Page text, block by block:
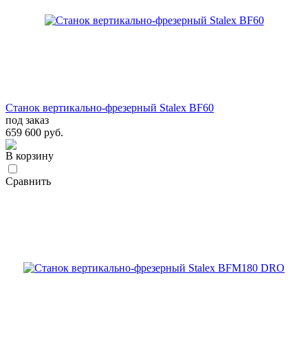
Станок вертикально-фрезерный Stalex BF60
под заказ
659 600 руб.
В корзину
Сравнить